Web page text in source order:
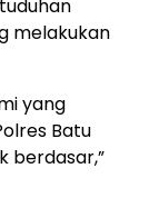
melakukan
yang
Batu
berdasar,”